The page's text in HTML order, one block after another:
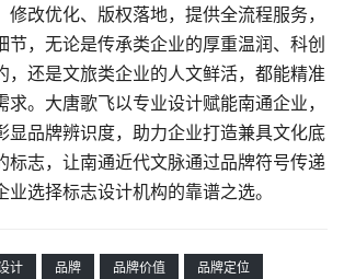
改优化、版权落地，提供全流程服务，
节，无论是传承类企业的厚重温润、科创
，还是文旅类企业的人文鲜活，都能精准
。大唐歌飞以专业设计赋能南通企业，
显品牌辨识度，助力企业打造兼具文化底
标志，让南通近代文脉通过品牌符号传递
选择标志设计机构的靠谱之选。
计 品牌 品牌价值
品牌定位